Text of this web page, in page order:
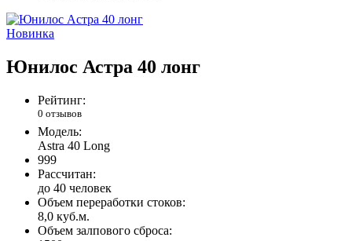
Новинка
Юнилос Астра 40 лонг
Рейтинг:
0 отзывов
Модель:
Astra 40 Long
999
Рассчитан:
до 40 человек
Объем переработки стоков:
8,0 куб.м.
Объем залпового сброса: